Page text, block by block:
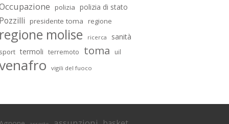
polizia polizia di stato
Pozzilli presidente toma regione
regione molise ricerca sanità
sport termoli terremoto toma uil
vigili del fuoco